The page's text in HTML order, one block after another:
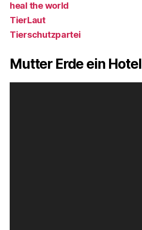
heal the world
TierLaut
Tierschutzpartei
Mutter Erde ein Hotel